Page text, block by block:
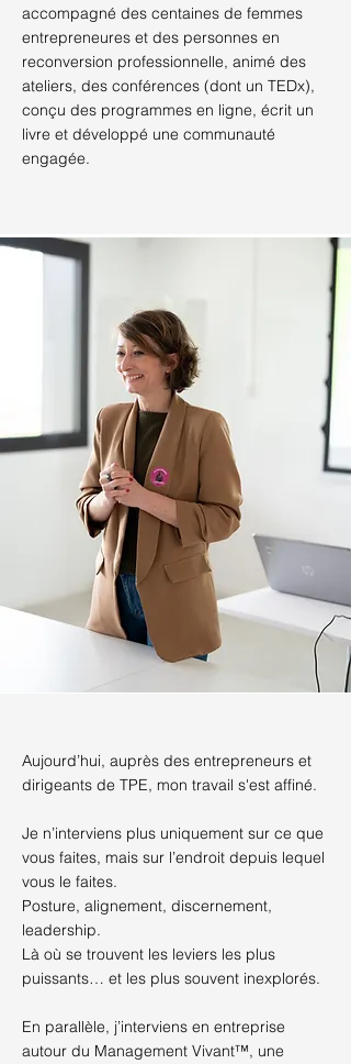
accompagné des centaines de femmes
entrepreneures et des personnes en
reconversion professionnelle, animé des
ateliers, des conférences (dont un TEDx),
conçu des programmes en ligne, écrit un
livre et développé une communauté
engagée.
Aujourd’hui, auprès des entrepreneurs et
dirigeants de TPE, mon travail s'est affiné.
Je n’interviens plus uniquement sur ce que
vous faites, mais sur l’endroit depuis lequel
vous le faites.
Posture, alignement, discernement,
leadership.
Là où se trouvent les leviers les plus
puissants… et les plus souvent inexplorés.
En parallèle, j’interviens en entreprise
autour du Management Vivant™, une